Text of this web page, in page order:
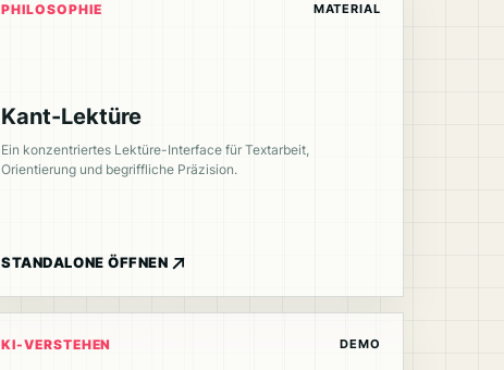
PHILOSOPHIE MATERIAL
Kant-Lektüre
Ein konzentriertes Lektüre-Interface für Textarbeit,
Orientierung und begriffliche Präzision.
STANDALONE ÖFFNEN
KI-VERSTEHEN DEMO